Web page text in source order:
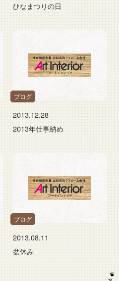
ひなまつりの日
ブログ
2013.12.28
2013年仕事納め
ブログ
2013.08.11
盆休み